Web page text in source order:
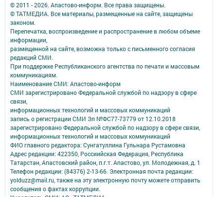
© 2011 - 2026. Апастово-информ. Все права защищены.
© ТАТМЕДИА. Все материалы, размещенные на сайте, защищены
законом.
Перепечатка, воспроизведение и распространение в любом объеме
информации,
размещенной на сайте, возможна только с письменного согласия
редакций СМИ.
При поддержке Республиканского агентства по печати и массовым
коммуникациям.
Наименование СМИ: Апастово-информ
СМИ зарегистрировано Федеральной службой по надзору в сфере
связи,
информационных технологий и массовых коммуникаций
запись о регистрации СМИ Эл №ФС77-73779 от 12.10.2018
зарегистрировано Федеральной службой по надзору в сфере связи,
информационных технологий и массовых коммуникаций
ФИО главного редактора: Сунгатуллина Гульнара Рустамовна
Адрес редакции: 422350, Россиийская Федерация, Республика
Татарстан, Апастовский район, п.г.т. Апастово, ул. Молодежная, д. 1
Телефон редакции: (84376) 2-13-66. Электронная почта редакции:
yolduzz@mail.ru, также на эту электронную почту можете отправить
сообщения о фактах коррупции.